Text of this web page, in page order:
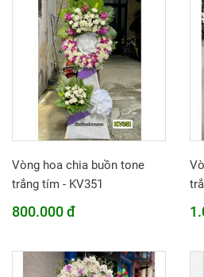
Vòng hoa chia buồn tone
trắng tím - KV351
800.000 đ